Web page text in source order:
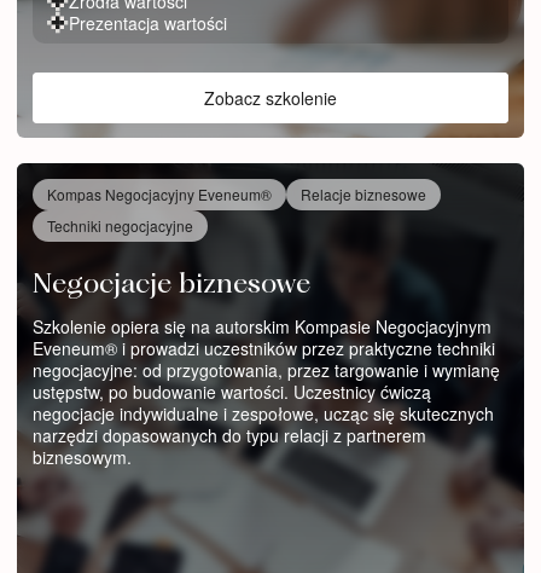
Prezentacja wartości
Zobacz szkolenie
Kompas Negocjacyjny Eveneum®
Relacje biznesowe
Techniki negocjacyjne
Negocjacje biznesowe
Szkolenie opiera się na autorskim Kompasie Negocjacyjnym
Eveneum® i prowadzi uczestników przez praktyczne techniki
negocjacyjne: od przygotowania, przez targowanie i wymianę
ustępstw, po budowanie wartości. Uczestnicy ćwiczą
negocjacje indywidualne i zespołowe, ucząc się skutecznych
narzędzi dopasowanych do typu relacji z partnerem
biznesowym.